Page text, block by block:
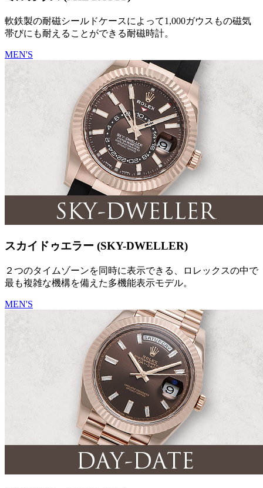
軟鉄製の耐磁シールドケースによって1,000ガウスもの磁気
帯びにも耐えることができる耐磁時計。
MEN'S
スカイドゥエラー (SKY-DWELLER)
２つのタイムゾーンを同時に表示できる、ロレックスの中で
最も複雑な機構を備えた多機能表示モデル。
MEN'S